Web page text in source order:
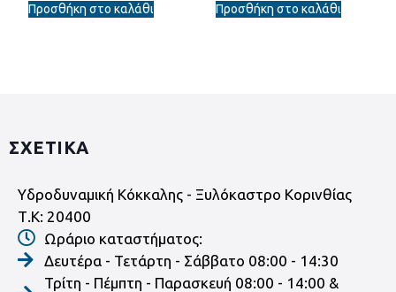
Προσθήκη στο καλάθι Προσθήκη στο καλάθι
ΣΧΕΤΙΚΑ
Υδροδυναμική Κόκκαλης - Ξυλόκαστρο Κορινθίας
Τ.Κ: 20400
Ωράριο καταστήματος:
Δευτέρα - Τετάρτη - Σάββατο 08:00 - 14:30
Τρίτη - Πέμπτη - Παρασκευή 08:00 - 14:00 &